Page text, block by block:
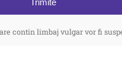
Trimite
contin limbaj vulgar vor fi